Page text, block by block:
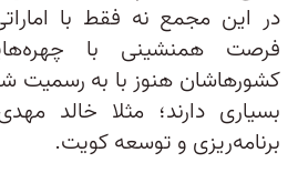
در این مجمع نه فقط با
فرصت همنشینی با
کشورهاشان هنوز با به رسمیت
بسیاری دارند؛ مثلا خالد
برنامه‌ریزی و توسعه کویت.